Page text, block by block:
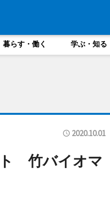
暮らす・働く 学ぶ・知る
2020.10.01
ト 竹バイオマ